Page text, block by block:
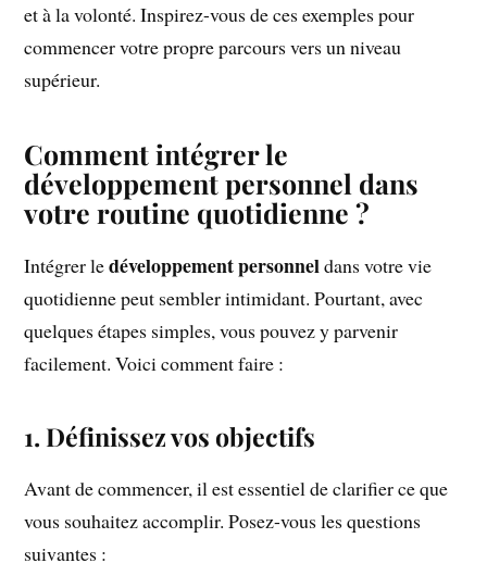
et à la volonté. Inspirez-vous de ces exemples pour
commencer votre propre parcours vers un niveau
supérieur.
Comment intégrer le
développement personnel dans
votre routine quotidienne ?
Intégrer ledéveloppement personneldans votre vie
quotidienne peut sembler intimidant. Pourtant, avec
quelques étapes simples, vous pouvez y parvenir
facilement. Voici comment faire :
1. Définissez vos objectifs
Avant de commencer, il est essentiel de clarifier ce que
vous souhaitez accomplir. Posez-vous les questions
suivantes :